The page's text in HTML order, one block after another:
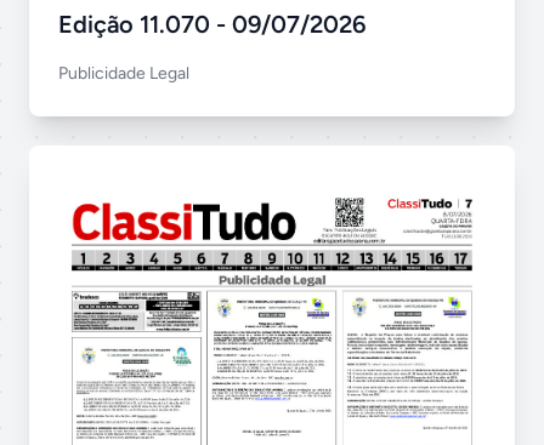
Edição 11.070 - 09/07/2026
Publicidade Legal